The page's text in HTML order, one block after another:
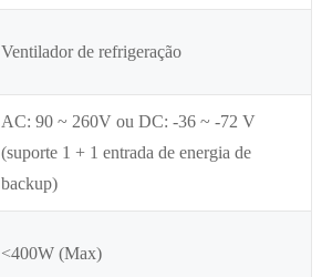
Ventilador de refrigeração
AC: 90 ~ 260V ou DC: -36 ~ -72 V
(suporte 1 + 1 entrada de energia de
backup)
<400W (Max)